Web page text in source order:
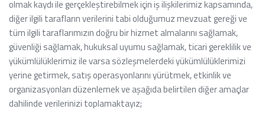
olmak kaydı ile gerçekleştirebilmek için iş ilişkilerimiz kapsamında,
diğer ilgili tarafların verilerini tabi olduğumuz mevzuat gereği ve
tüm ilgili taraflarımızın doğru bir hizmet almalarını sağlamak,
güvenliği sağlamak, hukuksal uyumu sağlamak, ticari gereklilik ve
yükümlülüklerimiz ile varsa sözleşmelerdeki yükümlülüklerimizi
yerine getirmek, satış operasyonlarını yürütmek, etkinlik ve
organizasyonları düzenlemek ve aşağıda belirtilen diğer amaçlar
dahilinde verilerinizi toplamaktayız;